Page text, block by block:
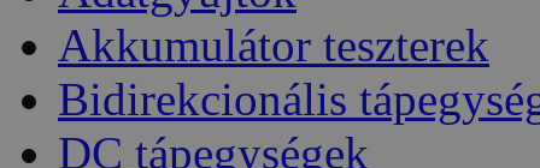
Akkumulátor teszterek
Bidirekcionális
DC tápegységek